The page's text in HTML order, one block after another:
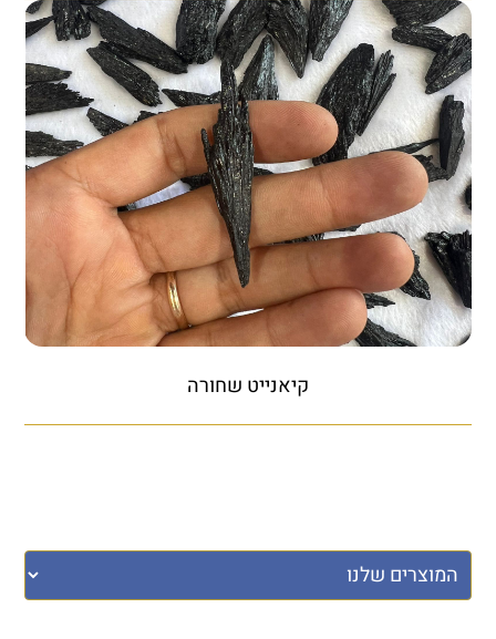
קיאנייט שחורה